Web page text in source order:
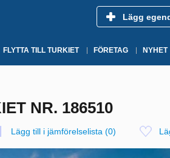
Lägg
FLYTTA TILL TURKIET FÖRETAG NYHET
NR. 186510
Lägg till i jämförelselista (0)